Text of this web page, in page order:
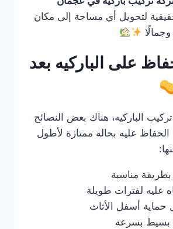
لتحويل أي مساحة إلى مكان
وجمالًا
على الباركيه بعد
تركيب الباركيه، هناك بعض النصائح
عليه بحالة ممتازة لأطول
بطريقة مناسبة
عليه لفترات طويلة
حماية أسفل الأثاث
بسيط بسرعة